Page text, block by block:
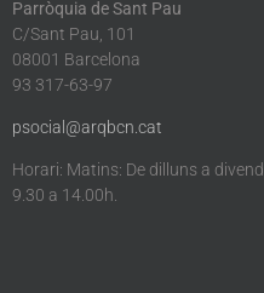
Parròquia de Sant Pau
C/Sant Pau, 101
08001 Barcelona
93 317-63-97
psocial@arqbcn.cat
Horari: Matins: De dilluns a
9.30 a 14.00h.